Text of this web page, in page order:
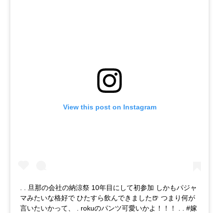
View this post on Instagram
. . 旦那の会社の納涼祭 10年目にして初参加 しかもパジャ
マみたいな格好で ひたすら飲んできました🍺 つまり何が
言いたいかって、 . rokuのパンツ可愛いかよ！！！ . . #嫁